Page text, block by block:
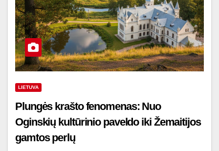
LIETUVA
Plungės krašto fenomenas: Nuo
Oginskių kultūrinio paveldo iki Žemaitijos
gamtos perlų